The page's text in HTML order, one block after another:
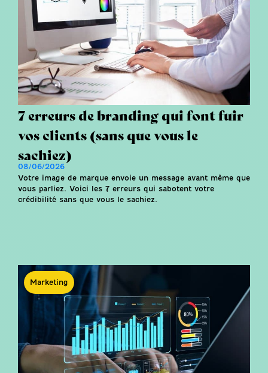
7 erreurs de branding qui font fuir
vos clients (sans que vous le
sachiez)
08/06/2026
Votre image de marque envoie un message avant même que
vous parliez. Voici les 7 erreurs qui sabotent votre
crédibilité sans que vous le sachiez.
Marketing